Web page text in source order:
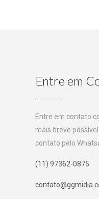
Entre em
Entre em contato
mais breve
contato pelo
(11) 97362-0875